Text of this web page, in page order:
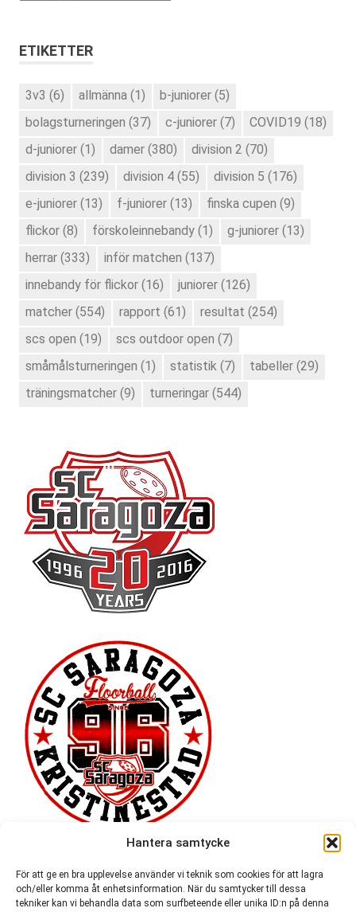
Hantera samtycke
För att ge en bra upplevelse använder vi teknik som cookies för att lagra
och/eller komma åt enhetsinformation. När du samtycker till dessa
tekniker kan vi behandla data som surfbeteende eller unika ID:n på denna
ETIKETTER
3v3 (6) allmänna (1) b-juniorer (5)
bolagsturneringen (37) c-juniorer (7) COVID19 (18)
d-juniorer (1) damer (380) division 2 (70)
division 3 (239) division 4 (55) division 5 (176)
e-juniorer (13) f-juniorer (13) finska cupen (9)
flickor (8) förskoleinnebandy (1) g-juniorer (13)
herrar (333) inför matchen (137)
innebandy för flickor (16) juniorer (126)
matcher (554) rapport (61) resultat (254)
scs open (19) scs outdoor open (7)
småmålsturneringen (1) statistik (7) tabeller (29)
träningsmatcher (9) turneringar (544)